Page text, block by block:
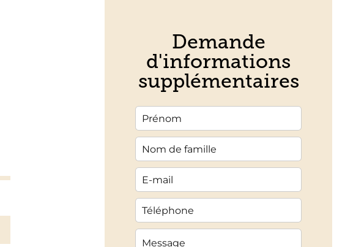
Demande
d'informations
supplémentaires